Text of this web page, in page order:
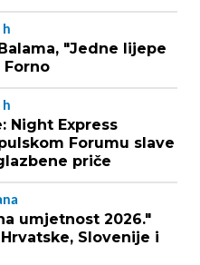
h
"Jedne lijepe
Forno
h
Night Express
Forumu slave
priče
umjetnost 2026."
Slovenije i